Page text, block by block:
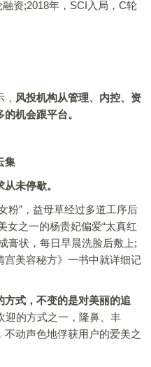
资;2018年，SCI入局，C轮
风投机构从管理、内控、资
机会跟平台。
集
未停歇。
”，益母草经过多道工序后
女之一的杨贵妃偏爱“太真红
膏状，每日早晨洗脸后敷上;
美容秘方》一书中就详细记
式，不变的是对美丽的追
迎的方式之一，隆鼻、丰
动声色地俘获用户的爱美之